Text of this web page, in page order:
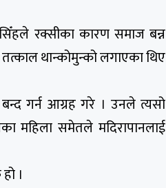
रक्सीका कारण समाज बन्न
थान्कोमुन्को लगाएका थिए
गर्न आग्रह गरे । उनले त्यसो
महिला समेतले मदिरापानलाई
।